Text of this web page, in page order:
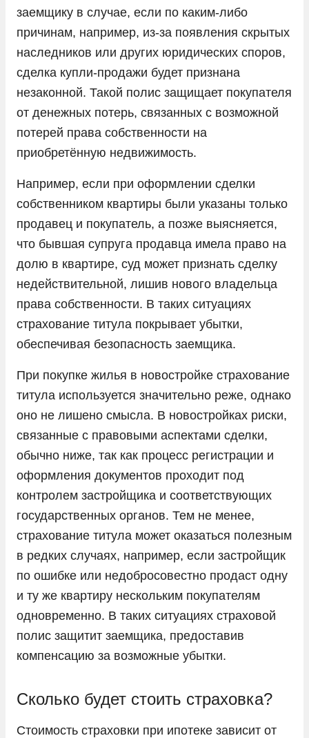
заемщику в случае, если по каким-либо
причинам, например, из-за появления скрытых
наследников или других юридических споров,
сделка купли-продажи будет признана
незаконной. Такой полис защищает покупателя
от денежных потерь, связанных с возможной
потерей права собственности на
приобретённую недвижимость.
Например, если при оформлении сделки
собственником квартиры были указаны только
продавец и покупатель, а позже выясняется,
что бывшая супруга продавца имела право на
долю в квартире, суд может признать сделку
недействительной, лишив нового владельца
права собственности. В таких ситуациях
страхование титула покрывает убытки,
обеспечивая безопасность заемщика.
При покупке жилья в новостройке страхование
титула используется значительно реже, однако
оно не лишено смысла. В новостройках риски,
связанные с правовыми аспектами сделки,
обычно ниже, так как процесс регистрации и
оформления документов проходит под
контролем застройщика и соответствующих
государственных органов. Тем не менее,
страхование титула может оказаться полезным
в редких случаях, например, если застройщик
по ошибке или недобросовестно продаст одну
и ту же квартиру нескольким покупателям
одновременно. В таких ситуациях страховой
полис защитит заемщика, предоставив
компенсацию за возможные убытки.
Сколько будет стоить страховка?
Стоимость страховки при ипотеке зависит от